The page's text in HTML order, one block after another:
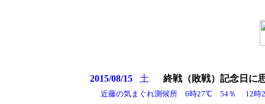
2015/08/15土 終戦（敗戦）記念日に
近藤の気まぐれ測候所 6時27℃ 54％